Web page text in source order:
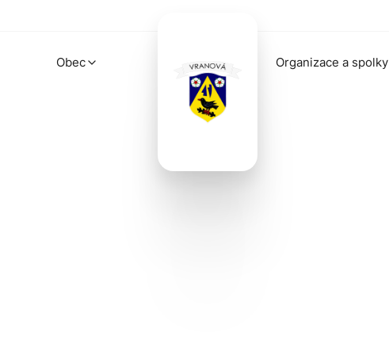
Obec Organizace a spolky